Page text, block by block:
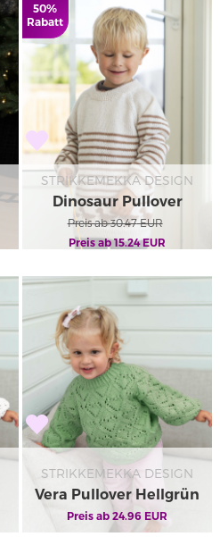
50%
Rabatt
STRIKKEMEKKA DESIGN
Dinosaur Pullover
Preis ab 30.47EUR
Preis ab 15.24EUR
STRIKKEMEKKA DESIGN
Vera Pullover Hellgrün
Preis ab 24.96 EUR